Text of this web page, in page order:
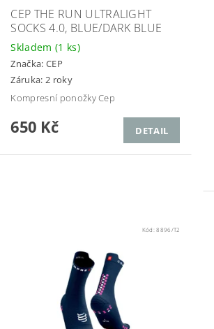
CEP THE RUN ULTRALIGHT
SOCKS 4.0, BLUE/DARK BLUE
Skladem (1 ks)
Značka: CEP
Záruka: 2 roky
Kompresní ponožky Cep
650 Kč DETAIL
Kód:8896/T2